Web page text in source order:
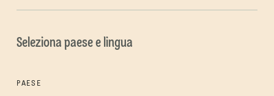
Seleziona paese e lingua
PAESE